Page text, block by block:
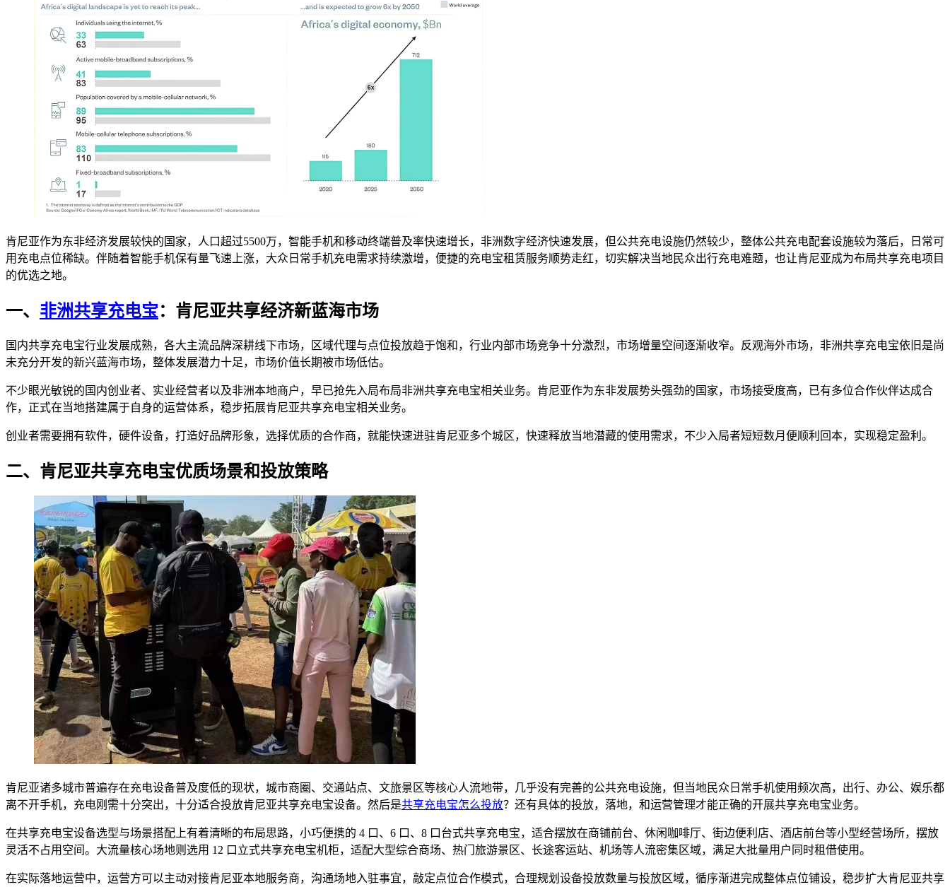
肯尼亚作为东非经济发展较快的国家，人口超过5500万，智能手机和移动终端普及率快速增长，非洲数字经济快速发展，但公共充电设施仍然较少，整体公共充电配套设施较为落后，日常可
用充电点位稀缺。伴随着智能手机保有量飞速上涨，大众日常手机充电需求持续激增，便捷的充电宝租赁服务顺势走红，切实解决当地民众出行充电难题，也让肯尼亚成为布局共享充电项目
的优选之地。
一、 非洲共享充电宝：肯尼亚共享经济新蓝海市场
国内共享充电宝行业发展成熟，各大主流品牌深耕线下市场，区域代理与点位投放趋于饱和，行业内部市场竞争十分激烈，市场增量空间逐渐收窄。反观海外市场，非洲共享充电宝依旧是尚
未充分开发的新兴蓝海市场，整体发展潜力十足，市场价值长期被市场低估。
不少眼光敏锐的国内创业者、实业经营者以及非洲本地商户，早已抢先入局布局非洲共享充电宝相关业务。肯尼亚作为东非发展势头强劲的国家，市场接受度高，已有多位合作伙伴达成合
作，正式在当地搭建属于自身的运营体系，稳步拓展肯尼亚共享充电宝相关业务。
创业者需要拥有软件，硬件设备，打造好品牌形象，选择优质的合作商，就能快速进驻肯尼亚多个城区，快速释放当地潜藏的使用需求，不少入局者短短数月便顺利回本，实现稳定盈利。
二、肯尼亚共享充电宝优质场景和投放策略
肯尼亚诸多城市普遍存在充电设备普及度低的现状，城市商圈、交通站点、文旅景区等核心人流地带，几乎没有完善的公共充电设施，但当地民众日常手机使用频次高，出行、办公、娱乐都
离不开手机，充电刚需十分突出，十分适合投放肯尼亚共享充电宝设备。然后是共享充电宝怎么投放？还有具体的投放，落地，和运营管理才能正确的开展共享充电宝业务。
在共享充电宝设备选型与场景搭配上有着清晰的布局思路，小巧便携的 4 口、6 口、8 口台式共享充电宝，适合摆放在商铺前台、休闲咖啡厅、街边便利店、酒店前台等小型经营场所，摆放
灵活不占用空间。大流量核心场地则选用 12 口立式共享充电宝机柜，适配大型综合商场、热门旅游景区、长途客运站、机场等人流密集区域，满足大批量用户同时租借使用。
在实际落地运营中，运营方可以主动对接肯尼亚本地服务商，沟通场地入驻事宜，敲定点位合作模式，合理规划设备投放数量与投放区域，循序渐进完成整体点位铺设，稳步扩大肯尼亚共享